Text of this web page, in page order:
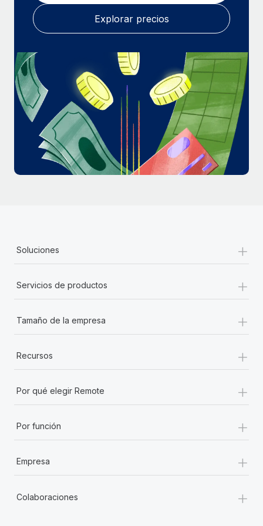
Explorar precios
Soluciones +
Servicios de productos +
Tamaño de la empresa +
Recursos +
Por qué elegir Remote +
Por función +
Empresa +
Colaboraciones +